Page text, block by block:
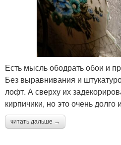
Есть мысль ободрать обои и
Без выравнивания и
лофт. А сверху их
кирпичики, но это очень долго
читать дальше →